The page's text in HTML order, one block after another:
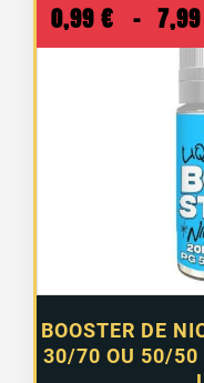
BOOSTER DE
30/70 OU 50/50
0,99 € – 7,99